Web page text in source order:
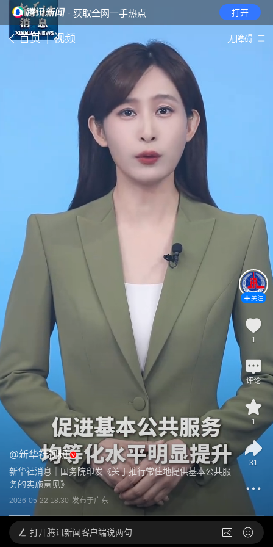
· 获取全网一手热点 打开
首页 视频 无障碍
@新华社视频
新华社消息｜国务院印发《关于推行常住地提供基本公共服
务的实施意见》
2026-05-22 18:30 发布于广东
关注
1
评论
1
31
打开腾讯新闻客户端说两句